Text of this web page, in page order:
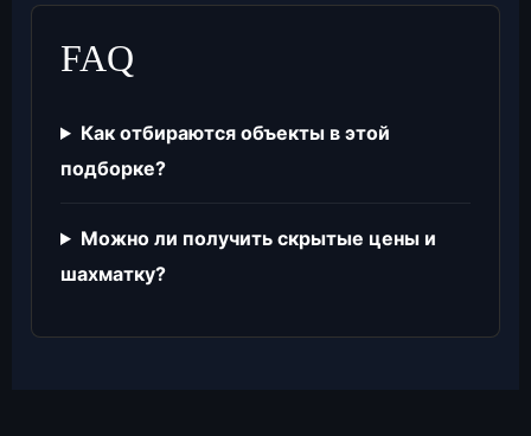
FAQ
Как отбираются объекты в этой
подборке?
Можно ли получить скрытые цены и
шахматку?